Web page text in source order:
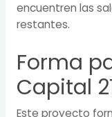
encuentren las
restantes.
Forma
Capital
Este proyecto